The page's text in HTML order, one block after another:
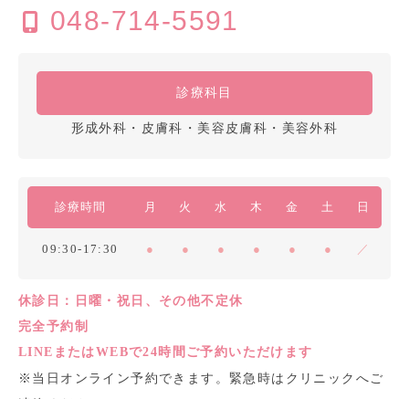
048-714-5591
診療科目
形成外科・皮膚科・美容皮膚科・美容外科
診療時間 月 火 水 木 金 土 日
09:30-17:30 ● ● ● ● ● ● ／
休診日：日曜・祝日、その他不定休
完全予約制
LINEまたはWEBで24時間ご予約いただけます
※当日オンライン予約できます。緊急時はクリニックへご